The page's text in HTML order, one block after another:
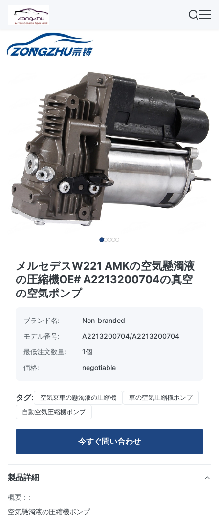
メルセデスW221 AMKの空気懸濁液
の圧縮機OE# A2213200704の真空
の空気ポンプ
ブランド名:
Non-branded
モデル番号:
A2213200704/A2213200704
最低注文数量:
1個
価格:
negotiable
タグ: 空気乗車の懸濁液の圧縮機
車の空気圧縮機ポンプ
自動空気圧縮機ポンプ
今すぐ問い合わせ
製品詳細
概要：:
空気懸濁液の圧縮機ポンプ